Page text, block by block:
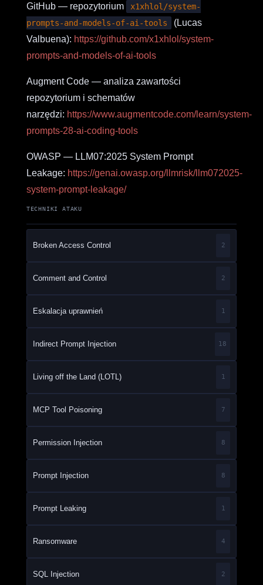
GitHub — repozytorium
x1xhlol/system-
prompts-and-models-of-ai-tools
(Lucas
Valbuena): https://github.com/x1xhlol/system-
prompts-and-models-of-ai-tools
Augment Code — analiza zawartości
repozytorium i schematów
narzędzi: https://www.augmentcode.com/learn/system-
prompts-28-ai-coding-tools
OWASP — LLM07:2025 System Prompt
Leakage: https://genai.owasp.org/llmrisk/llm072025-
system-prompt-leakage/
TECHNIKI ATAKU
Broken Access Control 2
Comment and Control 2
Eskalacja uprawnień 1
Indirect Prompt Injection 18
Living off the Land (LOTL) 1
MCP Tool Poisoning 7
Permission Injection 8
Prompt Injection 8
Prompt Leaking 1
Ransomware 4
SQL Injection 2